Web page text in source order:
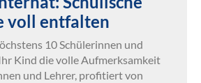
voll entfalten
10 Schülerinnen und
Kind die volle Aufmerksamkeit
und Lehrer, profitiert von